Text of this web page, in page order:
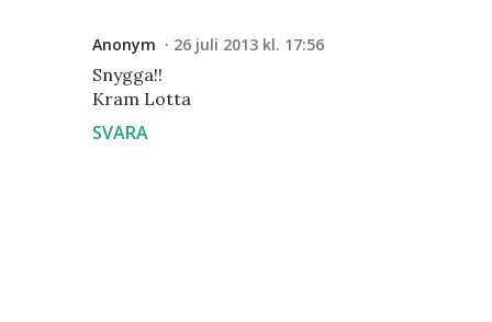
Anonym 26 juli 2013 kl. 17:56
Snygga!!
Kram Lotta
SVARA